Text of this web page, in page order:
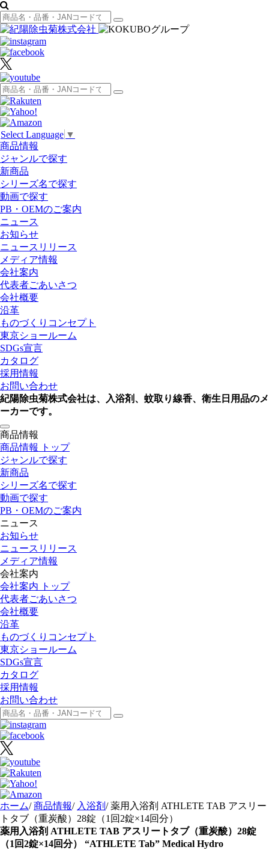
Select Language ▼
商品情報
ジャンルで探す
新商品
シリーズ名で探す
動画で探す
PB・OEMのご案内
ニュース
お知らせ
ニュースリリース
メディア情報
会社案内
代表者ごあいさつ
会社概要
沿革
ものづくりコンセプト
東京ショールーム
SDGs宣言
カタログ
採用情報
お問い合わせ
紀陽除虫菊株式会社は、入浴剤、蚊取り線香、衛生日用品のメ
ーカーです。
toggle
navigation
商品情報
商品情報 トップ
ジャンルで探す
新商品
シリーズ名で探す
動画で探す
PB・OEMのご案内
ニュース
お知らせ
ニュースリリース
メディア情報
会社案内
会社案内 トップ
代表者ごあいさつ
会社概要
沿革
ものづくりコンセプト
東京ショールーム
SDGs宣言
カタログ
採用情報
お問い合わせ
ホーム/ 商品情報/ 入浴剤/ 薬用入浴剤 ATHLETE TAB アスリー
トタブ（重炭酸）28錠（1回2錠×14回分）
薬用入浴剤 ATHLETE TAB アスリートタブ（重炭酸）28錠
（1回2錠×14回分） “ATHLETE Tab” Medical Hydro